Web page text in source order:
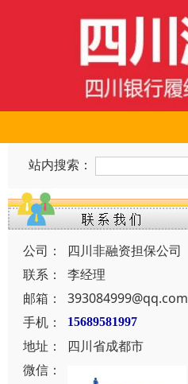
站内搜索：
公司：
四川非融资担保公司
联系：
李经理
邮箱：
393084999@qq.com
手机：
15689581997
地址：
四川省成都市
微信：